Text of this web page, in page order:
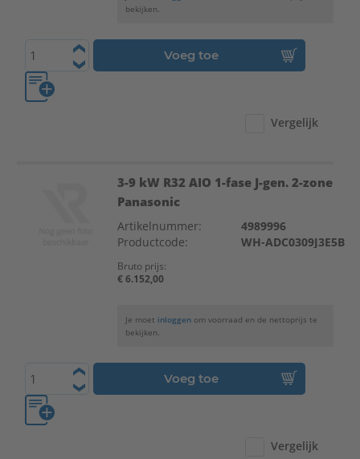
bekijken.
Voeg toe
Vergelijk
3-9 kW R32 AIO 1-fase J-gen. 2-zone
Panasonic
Artikelnummer:
4989996
Productcode:
WH-ADC0309J3E5B
Bruto prijs:
€ 6.152,00
Je moet inloggen om voorraad en de nettoprijs te
bekijken.
Voeg toe
Vergelijk